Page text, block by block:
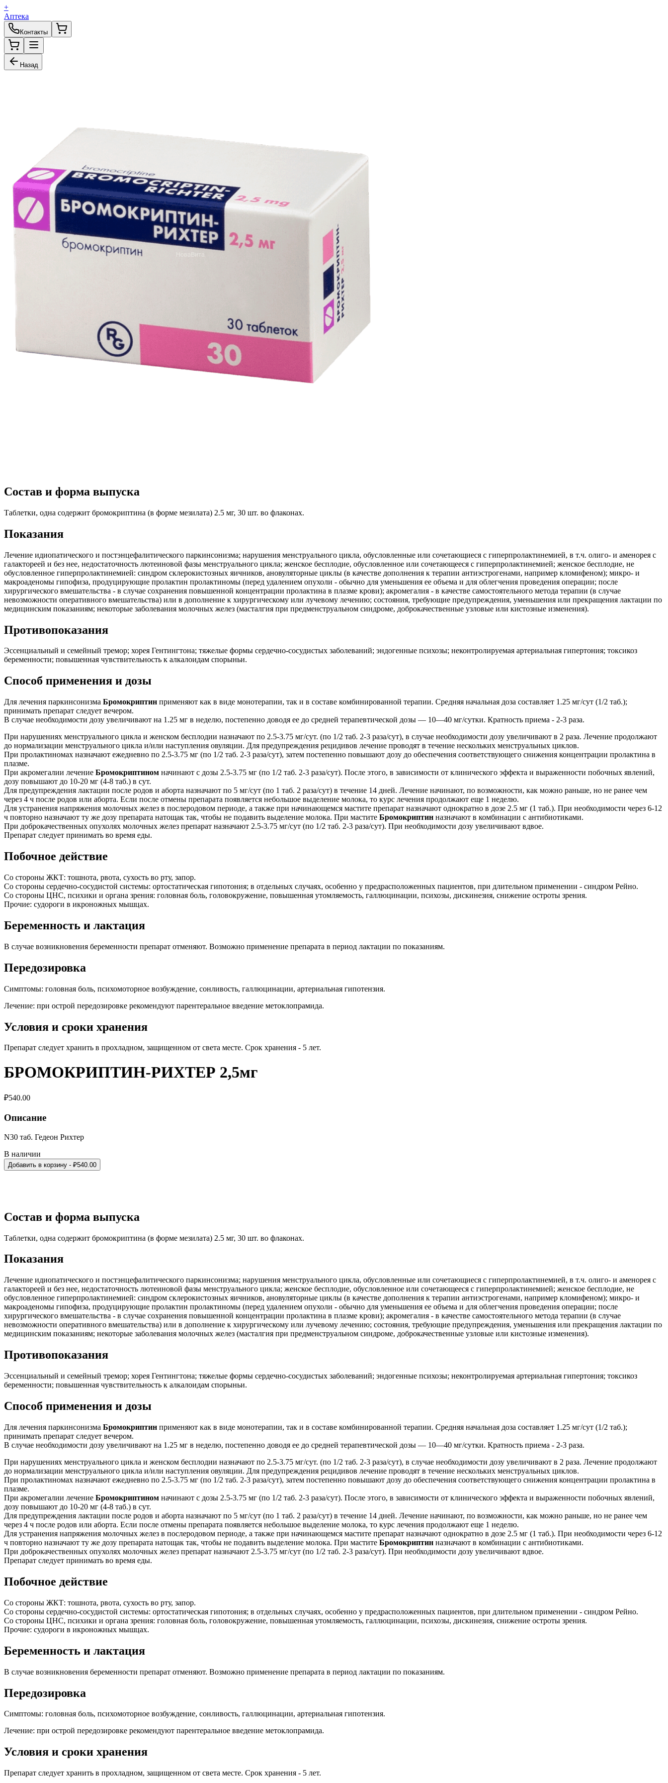
+
Аптека
Контакты
Назад
Состав и форма выпуска
Таблетки, одна содержит бромокриптина (в форме мезилата) 2.5 мг, 30 шт. во флаконах.
Показания
Лечение идиопатического и постэнцефалитического паркинсонизма; нарушения менструального цикла, обусловленные или сочетающиеся с гиперпролактинемией, в т.ч. олиго- и аменорея с
галактореей и без нее, недостаточность лютеиновой фазы менструального цикла; женское бесплодие, обусловленное или сочетающееся с гиперпролактинемией; женское бесплодие, не
обусловленное гиперпролактинемией: синдром склерокистозных яичников, ановуляторные циклы (в качестве дополнения к терапии антиэстрогенами, например кломифеном); микро- и
макроаденомы гипофиза, продуцирующие пролактин пролактиномы (перед удалением опухоли - обычно для уменьшения ее объема и для облегчения проведения операции; после
хирургического вмешательства - в случае сохранения повышенной концентрации пролактина в плазме крови); акромегалия - в качестве самостоятельного метода терапии (в случае
невозможности оперативного вмешательства) или в дополнение к хирургическому или лучевому лечению; состояния, требующие предупреждения, уменьшения или прекращения лактации по
медицинским показаниям; некоторые заболевания молочных желез (масталгия при предменструальном синдроме, доброкачественные узловые или кистозные изменения).
Противопоказания
Эссенциальный и семейный тремор; хорея Гентингтона; тяжелые формы сердечно-сосудистых заболеваний; эндогенные психозы; неконтролируемая артериальная гипертония; токсикоз
беременности; повышенная чувствительность к алкалоидам спорыньи.
Способ применения и дозы
Для лечения паркинсонизма Бромокриптин применяют как в виде монотерапии, так и в составе комбинированной терапии. Средняя начальная доза составляет 1.25 мг/сут (1/2 таб.);
принимать препарат следует вечером.
В случае необходимости дозу увеличивают на 1.25 мг в неделю, постепенно доводя ее до средней терапевтической дозы — 10—40 мг/сутки. Кратность приема - 2-3 раза.
При нарушениях менструального цикла и женском бесплодии назначают по 2.5-3.75 мг/сут. (по 1/2 таб. 2-3 раза/сут), в случае необходимости дозу увеличивают в 2 раза. Лечение продолжают
до нормализации менструального цикла и/или наступления овуляции. Для предупреждения рецидивов лечение проводят в течение нескольких менструальных циклов.
При пролактиномах назначают ежедневно по 2.5-3.75 мг (по 1/2 таб. 2-3 раза/сут), затем постепенно повышают дозу до обеспечения соответствующего снижения концентрации пролактина в
плазме.
При акромегалии лечение Бромокриптином начинают с дозы 2.5-3.75 мг (по 1/2 таб. 2-3 раза/сут). После этого, в зависимости от клинического эффекта и выраженности побочных явлений,
дозу повышают до 10-20 мг (4-8 таб.) в сут.
Для предупреждения лактации после родов и аборта назначают по 5 мг/сут (по 1 таб. 2 раза/сут) в течение 14 дней. Лечение начинают, по возможности, как можно раньше, но не ранее чем
через 4 ч после родов или аборта. Если после отмены препарата появляется небольшое выделение молока, то курс лечения продолжают еще 1 неделю.
Для устранения напряжения молочных желез в послеродовом периоде, а также при начинающемся мастите препарат назначают однократно в дозе 2.5 мг (1 таб.). При необходимости через 6-12
ч повторно назначают ту же дозу препарата натощак так, чтобы не подавить выделение молока. При мастите Бромокриптин назначают в комбинации с антибиотиками.
При доброкачественных опухолях молочных желез препарат назначают 2.5-3.75 мг/сут (по 1/2 таб. 2-3 раза/сут). При необходимости дозу увеличивают вдвое.
Препарат следует принимать во время еды.
Побочное действие
Со стороны ЖКТ: тошнота, рвота, сухость во рту, запор.
Со стороны сердечно-сосудистой системы: ортостатическая гипотония; в отдельных случаях, особенно у предрасположенных пациентов, при длительном применении - синдром Рейно.
Со стороны ЦНС, психики и органа зрения: головная боль, головокружение, повышенная утомляемость, галлюцинации, психозы, дискинезия, снижение остроты зрения.
Прочие: судороги в икроножных мышцах.
Беременность и лактация
В случае возникновения беременности препарат отменяют. Возможно применение препарата в период лактации по показаниям.
Передозировка
Симптомы: головная боль, психомоторное возбуждение, сонливость, галлюцинации, артериальная гипотензия.
Лечение: при острой передозировке рекомендуют парентеральное введение метоклопрамида.
Условия и сроки хранения
Препарат следует хранить в прохладном, защищенном от света месте. Срок хранения - 5 лет.
БРОМОКРИПТИН-РИХТЕР 2,5мг
₽540.00
Описание
N30 таб. Гедеон Рихтер
В наличии
Добавить в корзину - ₽540.00
Состав и форма выпуска
Таблетки, одна содержит бромокриптина (в форме мезилата) 2.5 мг, 30 шт. во флаконах.
Показания
Лечение идиопатического и постэнцефалитического паркинсонизма; нарушения менструального цикла, обусловленные или сочетающиеся с гиперпролактинемией, в т.ч. олиго- и аменорея с
галактореей и без нее, недостаточность лютеиновой фазы менструального цикла; женское бесплодие, обусловленное или сочетающееся с гиперпролактинемией; женское бесплодие, не
обусловленное гиперпролактинемией: синдром склерокистозных яичников, ановуляторные циклы (в качестве дополнения к терапии антиэстрогенами, например кломифеном); микро- и
макроаденомы гипофиза, продуцирующие пролактин пролактиномы (перед удалением опухоли - обычно для уменьшения ее объема и для облегчения проведения операции; после
хирургического вмешательства - в случае сохранения повышенной концентрации пролактина в плазме крови); акромегалия - в качестве самостоятельного метода терапии (в случае
невозможности оперативного вмешательства) или в дополнение к хирургическому или лучевому лечению; состояния, требующие предупреждения, уменьшения или прекращения лактации по
медицинским показаниям; некоторые заболевания молочных желез (масталгия при предменструальном синдроме, доброкачественные узловые или кистозные изменения).
Противопоказания
Эссенциальный и семейный тремор; хорея Гентингтона; тяжелые формы сердечно-сосудистых заболеваний; эндогенные психозы; неконтролируемая артериальная гипертония; токсикоз
беременности; повышенная чувствительность к алкалоидам спорыньи.
Способ применения и дозы
Для лечения паркинсонизма Бромокриптин применяют как в виде монотерапии, так и в составе комбинированной терапии. Средняя начальная доза составляет 1.25 мг/сут (1/2 таб.);
принимать препарат следует вечером.
В случае необходимости дозу увеличивают на 1.25 мг в неделю, постепенно доводя ее до средней терапевтической дозы — 10—40 мг/сутки. Кратность приема - 2-3 раза.
При нарушениях менструального цикла и женском бесплодии назначают по 2.5-3.75 мг/сут. (по 1/2 таб. 2-3 раза/сут), в случае необходимости дозу увеличивают в 2 раза. Лечение продолжают
до нормализации менструального цикла и/или наступления овуляции. Для предупреждения рецидивов лечение проводят в течение нескольких менструальных циклов.
При пролактиномах назначают ежедневно по 2.5-3.75 мг (по 1/2 таб. 2-3 раза/сут), затем постепенно повышают дозу до обеспечения соответствующего снижения концентрации пролактина в
плазме.
При акромегалии лечение Бромокриптином начинают с дозы 2.5-3.75 мг (по 1/2 таб. 2-3 раза/сут). После этого, в зависимости от клинического эффекта и выраженности побочных явлений,
дозу повышают до 10-20 мг (4-8 таб.) в сут.
Для предупреждения лактации после родов и аборта назначают по 5 мг/сут (по 1 таб. 2 раза/сут) в течение 14 дней. Лечение начинают, по возможности, как можно раньше, но не ранее чем
через 4 ч после родов или аборта. Если после отмены препарата появляется небольшое выделение молока, то курс лечения продолжают еще 1 неделю.
Для устранения напряжения молочных желез в послеродовом периоде, а также при начинающемся мастите препарат назначают однократно в дозе 2.5 мг (1 таб.). При необходимости через 6-12
ч повторно назначают ту же дозу препарата натощак так, чтобы не подавить выделение молока. При мастите Бромокриптин назначают в комбинации с антибиотиками.
При доброкачественных опухолях молочных желез препарат назначают 2.5-3.75 мг/сут (по 1/2 таб. 2-3 раза/сут). При необходимости дозу увеличивают вдвое.
Препарат следует принимать во время еды.
Побочное действие
Со стороны ЖКТ: тошнота, рвота, сухость во рту, запор.
Со стороны сердечно-сосудистой системы: ортостатическая гипотония; в отдельных случаях, особенно у предрасположенных пациентов, при длительном применении - синдром Рейно.
Со стороны ЦНС, психики и органа зрения: головная боль, головокружение, повышенная утомляемость, галлюцинации, психозы, дискинезия, снижение остроты зрения.
Прочие: судороги в икроножных мышцах.
Беременность и лактация
В случае возникновения беременности препарат отменяют. Возможно применение препарата в период лактации по показаниям.
Передозировка
Симптомы: головная боль, психомоторное возбуждение, сонливость, галлюцинации, артериальная гипотензия.
Лечение: при острой передозировке рекомендуют парентеральное введение метоклопрамида.
Условия и сроки хранения
Препарат следует хранить в прохладном, защищенном от света месте. Срок хранения - 5 лет.